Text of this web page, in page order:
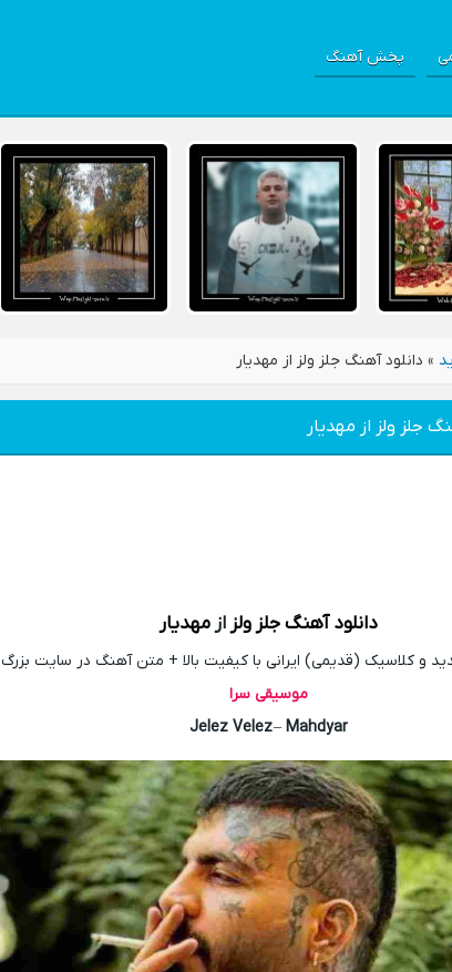
پخش آهنگ
» دانلود آهنگ جلز ولز از مهدیار
جلز ولز از مهدیار
دانلود آهنگ جلز ولز ازمهدیار
و کلاسیک (قدیمی) ایرانی با کیفیت بالا + متن آهنگ در سایت بزرگ
موسیقی سرا
Jelez Velez–Mahdyar